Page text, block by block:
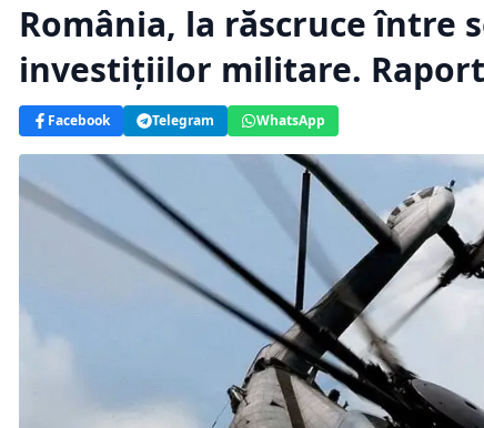
România, la răscruce între
investițiilor militare. Raport
Facebook Telegram WhatsApp